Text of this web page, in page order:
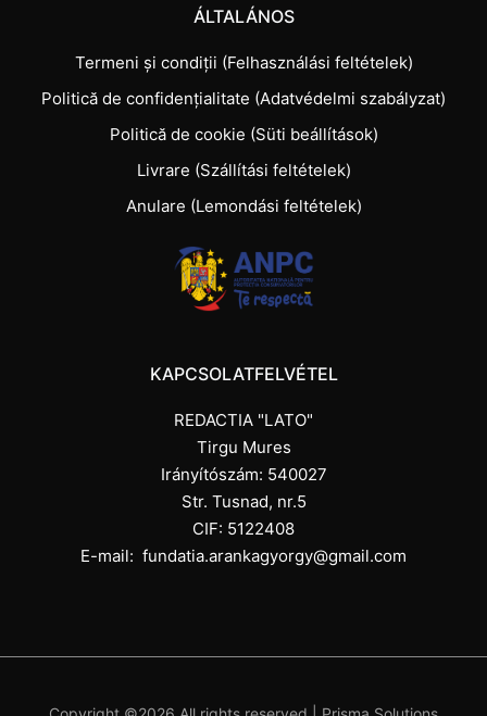
ÁLTALÁNOS
Termeni și condiții (Felhasználási feltételek)
Politică de confidențialitate (Adatvédelmi szabályzat)
Politică de cookie (Süti beállítások)
Livrare (Szállítási feltételek)
Anulare (Lemondási feltételek)
KAPCSOLATFELVÉTEL
REDACTIA "LATO"
Tirgu Mures
Irányítószám: 540027
Str. Tusnad, nr.5
CIF: 5122408
E-mail: fundatia.arankagyorgy@gmail.com